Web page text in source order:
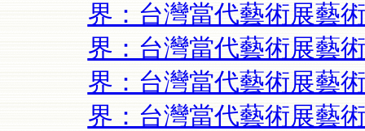
界：台灣當代藝術展藝
界：台灣當代藝術展藝
界：台灣當代藝術展藝
界：台灣當代藝術展藝